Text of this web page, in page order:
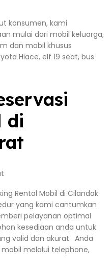
konsumen, kami
mulai dari mobil keluarga,
dan mobil khusus
Hiace, elf 19 seat, bus
di
Rental Mobil di Cilandak
yang kami cantumkan
pelayanan optimal
kesediaan anda untuk
valid dan akurat. Anda
melalui telephone,